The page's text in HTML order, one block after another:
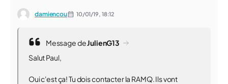
damiencou 10/01/19, 18:12
Message de JulienG13
Salut Paul,
Oui c'est ça! Tu dois contacter la RAMQ. Ils vont